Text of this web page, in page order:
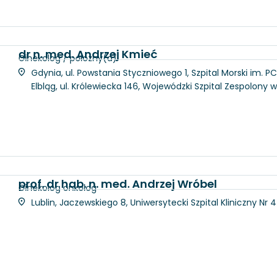
dr n. med. Andrzej Kmieć
Ginekolog / położny(a)
Gdynia, ul. Powstania Styczniowego 1, Szpital Morski im.
Elbląg, ul. Królewiecka 146, Wojewódzki Szpital Zespolony
prof. dr hab. n. med. Andrzej Wróbel
Ginekolog onkolog
Lublin, Jaczewskiego 8, Uniwersytecki Szpital Kliniczny Nr